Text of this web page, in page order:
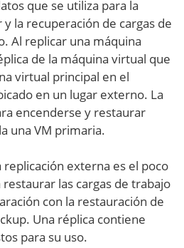
que se utiliza para la
la recuperación de cargas de
Al replicar una máquina
de la máquina virtual que
virtual principal en el
en un lugar externo. La
encenderse y restaurar
una VM primaria.
replicación externa es el poco
las cargas de trabajo
con la restauración de
Una réplica contiene
para su uso.